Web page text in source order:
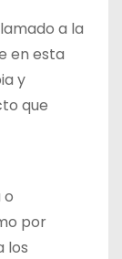
a la
en esta
y
que
o
por
los